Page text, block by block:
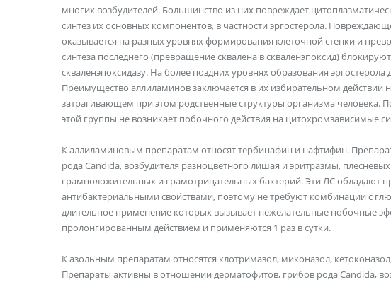
многих возбудителей. Большинство из них повреждает
синтез их основных компонентов, в частности эргостерола.
оказывается на разных уровнях формирования клеточной стенки и
синтеза последнего (превращение сквалена в скваленэпоксид)
скваленэпоксидазу. На более поздних уровнях образования
Преимущество аллиламинов заключается в их избирательном действии
затрагивающем при этом родственные структуры организма человека.
этой группы не возникает побочного действия на цитохромзависимые
К аллиламиновым препаратам относят тербинафин и нафтифин.
рода Candida, возбудителя разноцветного лишая и эритразмы,
грамположительных и грамотрицательных бактерий. Эти ЛС обладают
антибактериальными свойствами, поэтому не требуют комбинации с
длительное применение которых вызывает нежелательные побочные
пролонгированным действием и применяются 1 раз в сутки.
К азольным препаратам относятся клотримазол, миконазол,
Препараты активны в отношении дерматофитов, грибов рода Candida,